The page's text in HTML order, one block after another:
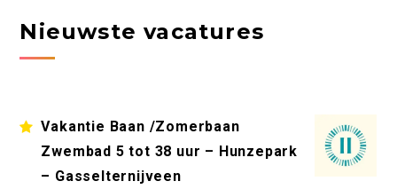
Nieuwste vacatures
Vakantie Baan /Zomerbaan
Zwembad 5 tot 38 uur – Hunzepark
– Gasselternijveen